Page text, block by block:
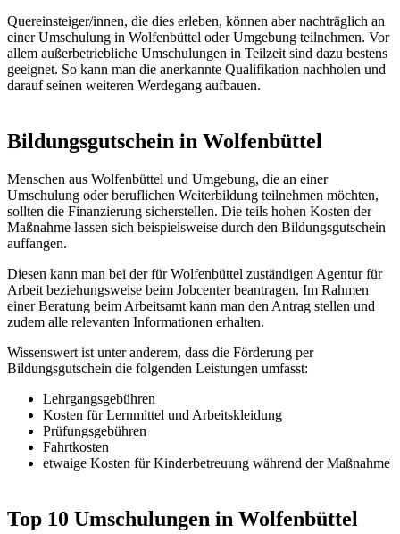
Quereinsteiger/innen, die dies erleben, können aber nachträglich an
einer Umschulung in Wolfenbüttel oder Umgebung teilnehmen. Vor
allem außerbetriebliche Umschulungen in Teilzeit sind dazu bestens
geeignet. So kann man die anerkannte Qualifikation nachholen und
darauf seinen weiteren Werdegang aufbauen.
Bildungsgutschein in Wolfenbüttel
Menschen aus Wolfenbüttel und Umgebung, die an einer
Umschulung oder beruflichen Weiterbildung teilnehmen möchten,
sollten die Finanzierung sicherstellen. Die teils hohen Kosten der
Maßnahme lassen sich beispielsweise durch den Bildungsgutschein
auffangen.
Diesen kann man bei der für Wolfenbüttel zuständigen Agentur für
Arbeit beziehungsweise beim Jobcenter beantragen. Im Rahmen
einer Beratung beim Arbeitsamt kann man den Antrag stellen und
zudem alle relevanten Informationen erhalten.
Wissenswert ist unter anderem, dass die Förderung per
Bildungsgutschein die folgenden Leistungen umfasst:
Lehrgangsgebühren
Kosten für Lernmittel und Arbeitskleidung
Prüfungsgebühren
Fahrtkosten
etwaige Kosten für Kinderbetreuung während der Maßnahme
Top 10 Umschulungen in Wolfenbüttel